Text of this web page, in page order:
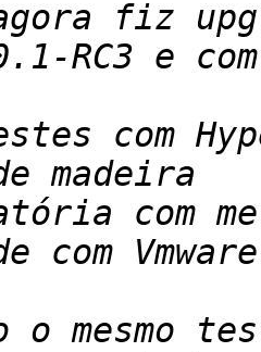
com
com
o mesmo